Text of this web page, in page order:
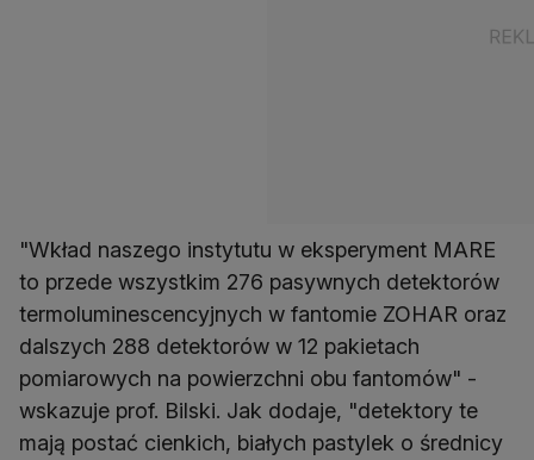
"Wkład naszego instytutu w eksperyment MARE
to przede wszystkim 276 pasywnych detektorów
termoluminescencyjnych w fantomie ZOHAR oraz
dalszych 288 detektorów w 12 pakietach
pomiarowych na powierzchni obu fantomów" -
wskazuje prof. Bilski. Jak dodaje, "detektory te
mają postać cienkich, białych pastylek o średnicy